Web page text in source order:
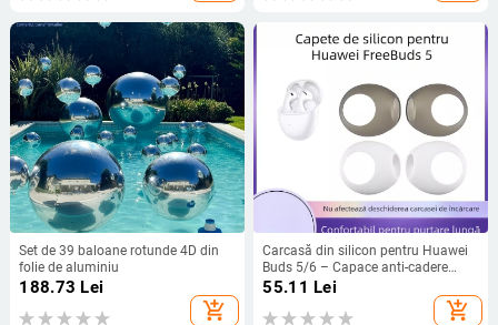
Set de 39 baloane rotunde 4D din
folie de aluminiu
188.73 Lei
add_shopping_cart
Carcasă din silicon pentru Huawei
Buds 5/6 – Capace anti-cadere
pentru urechi, Personalizată după
55.11 Lei
add_shopping_cart